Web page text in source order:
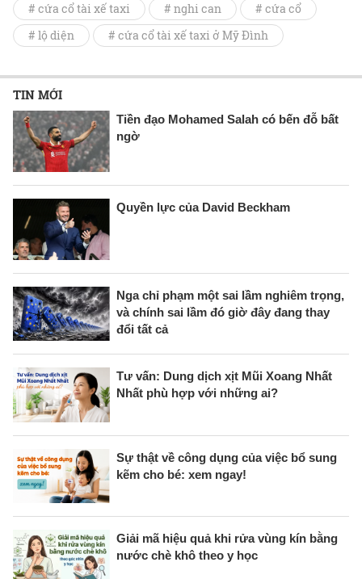
# cứa cổ tài xế taxi # nghi can
# cứa cổ
# lộ diện
# cứa cổ tài xế taxi ở Mỹ Đình
TIN MỚI
Tiền đạo Mohamed Salah có bến đỗ bất
ngờ
Quyền lực của David Beckham
Nga chỉ phạm một sai lầm nghiêm trọng,
và chính sai lầm đó giờ đây đang thay
đổi tất cả
Tư vấn: Dung dịch xịt Mũi Xoang Nhất
Nhất phù hợp với những ai?
Sự thật về công dụng của việc bổ sung
kẽm cho bé: xem ngay!
Giải mã hiệu quả khi rửa vùng kín bằng
nước chè khô theo y học